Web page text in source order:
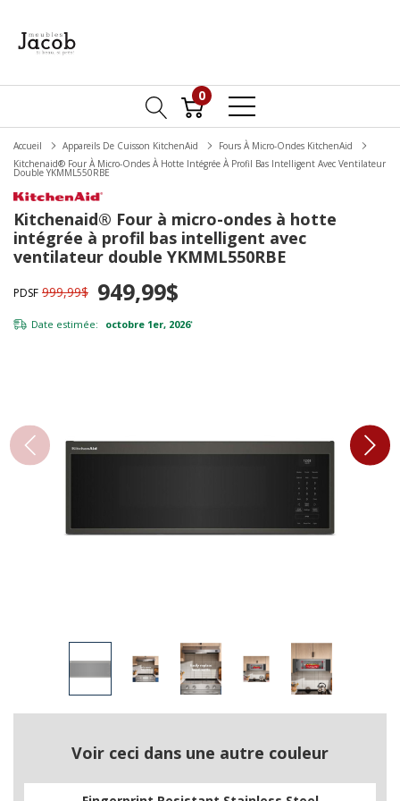
0
Accueil Appareils De Cuisson KitchenAid
Fours À Micro-Ondes KitchenAid
Kitchenaid® Four À Micro-Ondes À Hotte Intégrée À Profil Bas Intelligent Avec Ventilateur
Double YKMML550RBE
Kitchenaid® Four à micro-ondes à hotte
intégrée à profil bas intelligent avec
ventilateur double YKMML550RBE
PDSF 999,99$ 949,99$
Date estimée: octobre 1er, 2026*
Voir ceci dans une autre couleur